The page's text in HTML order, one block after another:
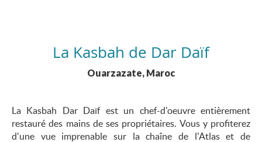
La Kasbah de Dar Daïf
Ouarzazate, Maroc
La Kasbah Dar Daïf est un chef-d'oeuvre entièrement
restauré des mains de ses propriétaires. Vous y profiterez
d'une vue imprenable sur la chaîne de l'Atlas et de